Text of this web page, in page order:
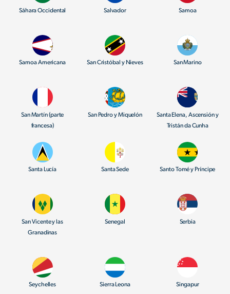
Sáhara Occidental Salvador Samoa
Samoa Americana San Cristóbal y Nieves San Marino
San Martín (parte
francesa)
San Pedro y Miquelón
Santa Elena, Ascensión y
Tristán da Cunha
Santa Lucía Santa Sede Santo Tomé y Príncipe
San Vicente y las
Granadinas
Senegal Serbia
Seychelles Sierra Leona Singapur